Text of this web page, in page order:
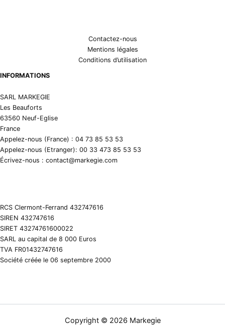
Contactez-nous
Mentions légales
Conditions d’utilisation
INFORMATIONS
SARL MARKEGIE
Les Beauforts
63560 Neuf-Eglise
France
Appelez-nous (France) : 04 73 85 53 53
Appelez-nous (Etranger): 00 33 473 85 53 53
Écrivez-nous : contact@markegie.com
RCS Clermont-Ferrand 432747616
SIREN 432747616
SIRET 43274761600022
SARL au capital de 8 000 Euros
TVA FR01432747616
Société créée le 06 septembre 2000
Copyright © 2026 Markegie